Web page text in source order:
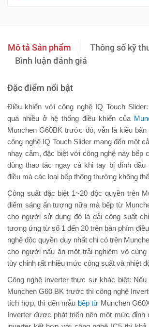
Mô tả Sản phẩm
Thông số kỹ
Bình luận đánh giá
Đặc điểm nổi bật
Điều khiển với công nghệ IQ Touch
quá nhiều ở hệ thống điều khiển của
Munchen G60BK trước đó, vẫn là kiểu
công nghệ IQ Touch Slider mang đến một
nhạy cảm, đặc biệt với công nghệ này bếp
dùng thao tác ngay cả khi tay bị dính
điều mà các loại bếp thông thường không
Công suất đặc biệt 1~20 độc quyền trên
điểm sáng ấn tượng nữa mà bếp từ
cho người sử dụng đó là dải công suất
tương ứng từ số 1 đến 20 trên bàn phím
nghệ độc quyền duy nhất chỉ có trên
cho người nấu ăn một trải nghiệm vô
tùy chỉnh rất nhiều mức công suất và nhiệt
Công nghệ inverter thực sự khác biệt:
Munchen G60 BK trước thì công nghệ
tích hợp, thì đến mẫu bếp từ Munchen
Inverter được phát triển nên một mức đỉnh